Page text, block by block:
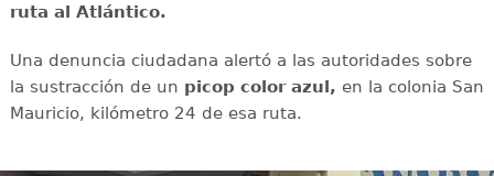
ruta al Atlántico.
Una denuncia ciudadana alertó a las autoridades sobre
la sustracción de un picop color azul, en la colonia San
Mauricio, kilómetro 24 de esa ruta.